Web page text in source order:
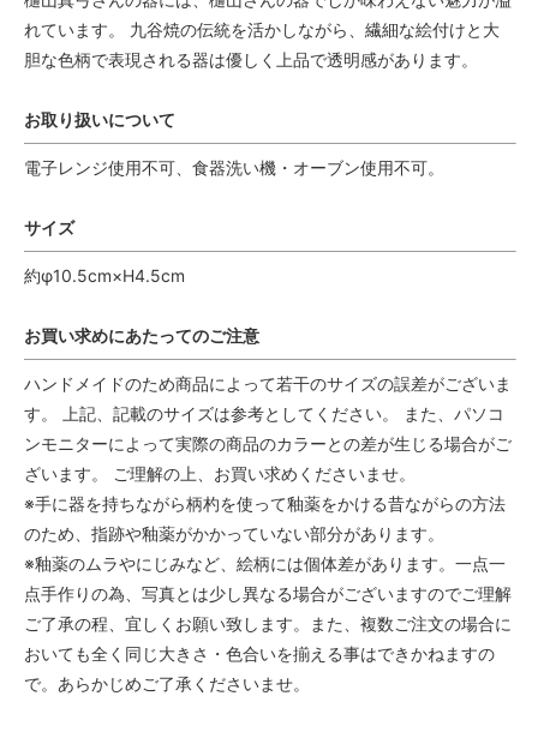
れています。 九谷焼の伝統を活かしながら、繊細な絵付けと大
胆な色柄で表現される器は優しく上品で透明感があります。
お取り扱いについて
電子レンジ使用不可、食器洗い機・オーブン使用不可。
サイズ
約φ10.5cm×H4.5cm
お買い求めにあたってのご注意
ハンドメイドのため商品によって若干のサイズの誤差がございま
す。 上記、記載のサイズは参考としてください。 また、パソコ
ンモニターによって実際の商品のカラーとの差が生じる場合がご
ざいます。 ご理解の上、お買い求めくださいませ。
※手に器を持ちながら柄杓を使って釉薬をかける昔ながらの方法
のため、指跡や釉薬がかかっていない部分があります。
※釉薬のムラやにじみなど、絵柄には個体差があります。一点一
点手作りの為、写真とは少し異なる場合がございますのでご理解
ご了承の程、宜しくお願い致します。また、複数ご注文の場合に
おいても全く同じ大きさ・色合いを揃える事はできかねますの
で。あらかじめご了承くださいませ。